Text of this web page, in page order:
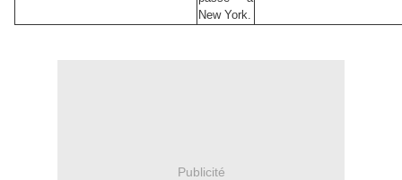
New York.
Publicité